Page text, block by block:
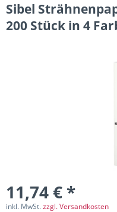
Sibel
200 Stück in 4
11,74 € *
inkl. MwSt.zzgl. Versandkosten